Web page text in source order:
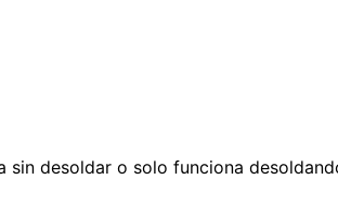
desoldar o solo funciona